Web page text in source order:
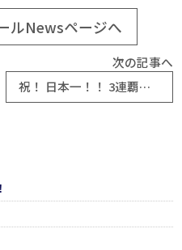
ルNewsページへ
次の記事へ
祝！ 日本一！！ 3連覇達成！！！